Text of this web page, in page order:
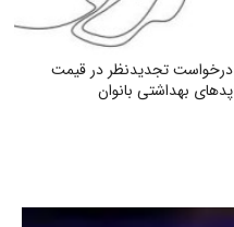
درخواست تجدیدنظر در قیمت
پدهای بهداشتی بانوان